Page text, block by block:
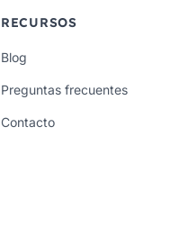
RECURSOS
Blog
Preguntas frecuentes
Contacto